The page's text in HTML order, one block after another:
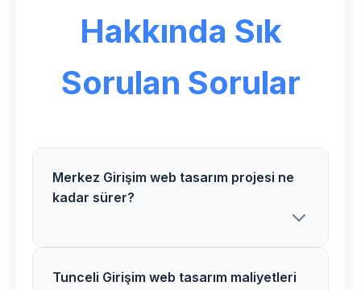
Hakkında Sık
Sorulan Sorular
Merkez Girişim web tasarım projesi ne
kadar sürer?
Merkez bölgesindeki Girişim web
Tunceli Girişim web tasarım maliyetleri